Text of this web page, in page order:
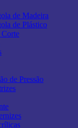
de Madeira
de Plástico
Corte
de Pressão